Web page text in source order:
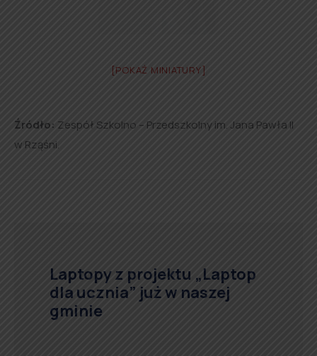
[POKAŻ MINIATURY]
Źródło: Zespół Szkolno – Przedszkolny im. Jana Pawła II
w Rząśni.
Laptopy z projektu „Laptop
dla ucznia” już w naszej
gminie